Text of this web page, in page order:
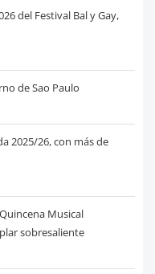
del Festival Bal y Gay,
de Sao Paulo
2025/26, con más de
Musical
sobresaliente